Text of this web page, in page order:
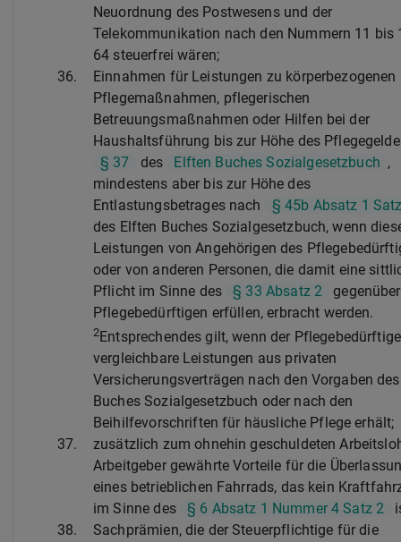
Neuordnung des Postwesens und der
Telekommunikation nach den Nummern 11 bis
64 steuerfrei wären;
36.
Einnahmen für Leistungen zu körperbezogenen
Pflegemaßnahmen, pflegerischen
Betreuungsmaßnahmen oder Hilfen bei der
Haushaltsführung bis zur Höhe des
§ 37
des Elften Buches Sozialgesetzbuch ,
mindestens aber bis zur Höhe des
Entlastungsbetrages nach
§ 45b Absatz 1
des Elften Buches Sozialgesetzbuch, wenn
Leistungen von Angehörigen des
oder von anderen Personen, die damit eine
Pflicht im Sinne des
§ 33 Absatz 2
Pflegebedürftigen erfüllen, erbracht werden.
2Entsprechendes gilt, wenn der Pflegebedürftige
vergleichbare Leistungen aus privaten
Versicherungsverträgen nach den Vorgaben
Buches Sozialgesetzbuch oder nach den
Beihilfevorschriften für häusliche Pflege erhält;
37.
zusätzlich zum ohnehin geschuldeten
Arbeitgeber gewährte Vorteile für die
eines betrieblichen Fahrrads, das kein
im Sinne des
§ 6 Absatz 1 Nummer 4 Satz 2
38.
Sachprämien, die der Steuerpflichtige für die